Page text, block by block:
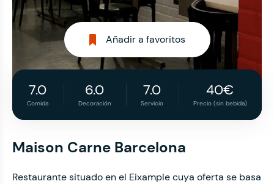
Añadir a favoritos
7.0
Comida
6.0
Decoración
7.0
Servicio
40€
Precio (sin bebida)
Maison Carne Barcelona
Restaurante situado en el Eixample cuya oferta se basa